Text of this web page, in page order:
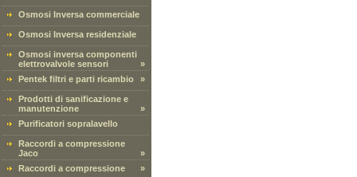
Osmosi Inversa commerciale
Osmosi Inversa residenziale
Osmosi inversa componenti
elettrovalvole sensori
»
Pentek filtri e parti ricambio
»
Prodotti di sanificazione e
manutenzione
»
Purificatori sopralavello
Raccordi a compressione
Jaco
»
Raccordi a compressione
»